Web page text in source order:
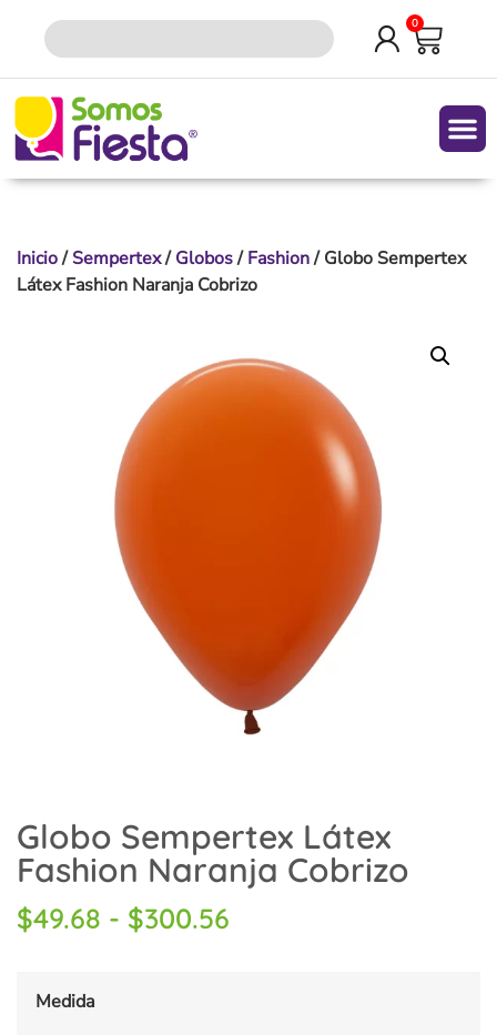
0
Inicio/Sempertex/Globos/Fashion/ Globo Sempertex
Látex Fashion Naranja Cobrizo
Globo Sempertex Látex
Fashion Naranja Cobrizo
$49.68 - $300.56
Medida